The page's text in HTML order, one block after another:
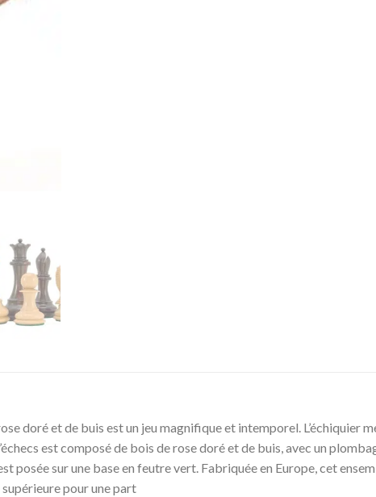
doré et de buis est un jeu magnifique et intemporel. L’échiquier
est composé de bois de rose doré et de buis, avec un
posée sur une base en feutre vert. Fabriquée en Europe, cet
pour une part